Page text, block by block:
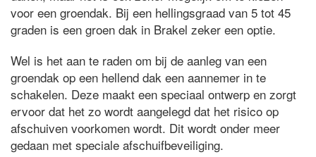
voor een groendak. Bij een hellingsgraad van 5 tot 45
graden is een groen dak in Brakel zeker een optie.
Wel is het aan te raden om bij de aanleg van een
groendak op een hellend dak een aannemer in te
schakelen. Deze maakt een speciaal ontwerp en zorgt
ervoor dat het zo wordt aangelegd dat het risico op
afschuiven voorkomen wordt. Dit wordt onder meer
gedaan met speciale afschuifbeveiliging.